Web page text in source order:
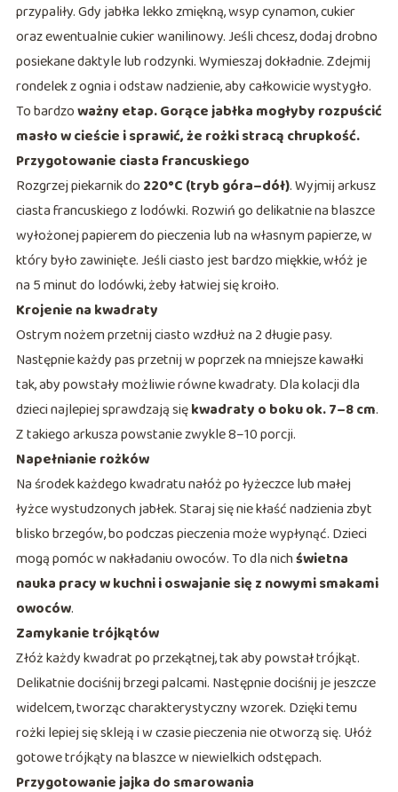
przypaliły. Gdy jabłka lekko zmiękną, wsyp cynamon, cukier
oraz ewentualnie cukier wanilinowy. Jeśli chcesz, dodaj drobno
posiekane daktyle lub rodzynki. Wymieszaj dokładnie. Zdejmij
rondelek z ognia i odstaw nadzienie, aby całkowicie wystygło.
To bardzoważny etap. Gorące jabłka mogłyby rozpuścić
masło w cieście i sprawić, że rożki stracą chrupkość.
Przygotowanie ciasta francuskiego
Rozgrzej piekarnik do 220°C (tryb góra–dół). Wyjmij arkusz
ciasta francuskiego z lodówki. Rozwiń go delikatnie na blaszce
wyłożonej papierem do pieczenia lub na własnym papierze, w
który było zawinięte. Jeśli ciasto jest bardzo miękkie, włóż je
na 5 minut do lodówki, żeby łatwiej się kroiło.
Krojenie na kwadraty
Ostrym nożem przetnij ciasto wzdłuż na 2 długie pasy.
Następnie każdy pas przetnij w poprzek na mniejsze kawałki
tak, aby powstały możliwie równe kwadraty. Dla kolacji dla
dzieci najlepiej sprawdzają siękwadraty o boku ok. 7–8 cm.
Z takiego arkusza powstanie zwykle 8–10 porcji.
Napełnianie rożków
Na środek każdego kwadratu nałóż po łyżeczce lub małej
łyżce wystudzonych jabłek. Staraj się nie kłaść nadzienia zbyt
blisko brzegów, bo podczas pieczenia może wypłynąć. Dzieci
mogą pomóc w nakładaniu owoców. To dla nichświetna
nauka pracy w kuchni i oswajanie się z nowymi smakami
owoców.
Zamykanie trójkątów
Złóż każdy kwadrat po przekątnej, tak aby powstał trójkąt.
Delikatnie dociśnij brzegi palcami. Następnie dociśnij je jeszcze
widelcem, tworząc charakterystyczny wzorek. Dzięki temu
rożki lepiej się skleją i w czasie pieczenia nie otworzą się. Ułóż
gotowe trójkąty na blaszce w niewielkich odstępach.
Przygotowanie jajka do smarowania